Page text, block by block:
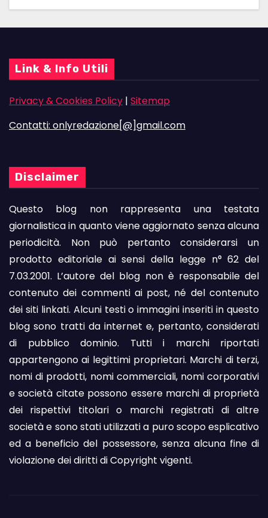
Link & Info Utili
Privacy & Cookies Policy | Sitemap
Contatti: onlyredazione[@]gmail.com
Disclaimer
Questo blog non rappresenta una testata
giornalistica in quanto viene aggiornato senza alcuna
periodicità. Non può pertanto considerarsi un
prodotto editoriale ai sensi della legge n° 62 del
7.03.2001. L’autore del blog non è responsabile del
contenuto dei commenti ai post, né del contenuto
dei siti linkati. Alcuni testi o immagini inseriti in questo
blog sono tratti da internet e, pertanto, considerati
di pubblico dominio. Tutti i marchi riportati
appartengono ai legittimi proprietari. Marchi di terzi,
nomi di prodotti, nomi commerciali, nomi corporativi
e società citate possono essere marchi di proprietà
dei rispettivi titolari o marchi registrati di altre
società e sono stati utilizzati a puro scopo esplicativo
ed a beneficio del possessore, senza alcuna fine di
violazione dei diritti di Copyright vigenti.